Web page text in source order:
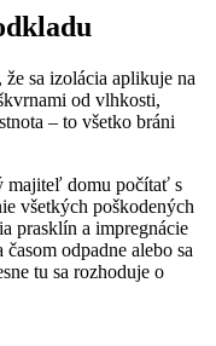
sa izolácia aplikuje na
od vlhkosti,
– to všetko bráni
majiteľ domu počítať s
všetkých poškodených
prasklín a impregnácie
odpadne alebo sa
tu sa rozhoduje o